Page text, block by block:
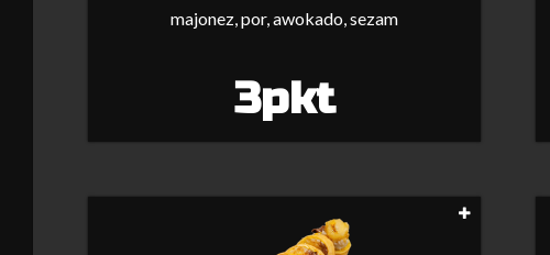
majonez, por, awokado, sezam
3pkt